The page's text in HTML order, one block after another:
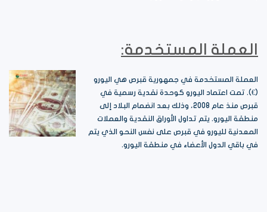
العملة المستخدمة:
العملة المستخدمة في جمهورية قبرص هي اليورو
(€). تمت اعتماد اليورو كوحدة نقدية رسمية في
قبرص منذ عام 2008، وذلك بعد انضمام البلاد إلى
منطقة اليورو. يتم تداول الأوراق النقدية والعملات
المعدنية لليورو في قبرص على نفس النحو الذي يتم
في باقي الدول الأعضاء في منطقة اليورو.